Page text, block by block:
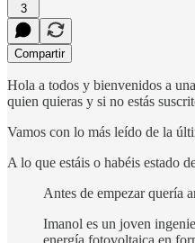
3
Compartir
Hola a todos y bienvenidos a
quien quieras y si no estás
Vamos con lo más leído de la
A lo que estáis o habéis estado
Antes de empezar quería
Imanol es un joven
energía fotovoltaica en